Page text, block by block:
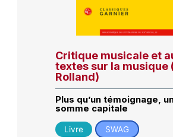
Critique musicale et
textes sur la musique
Rolland)
Plus qu’un témoignage,
somme capitale
Livre SWAG